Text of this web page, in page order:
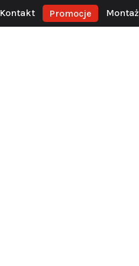
Kontakt Promocje